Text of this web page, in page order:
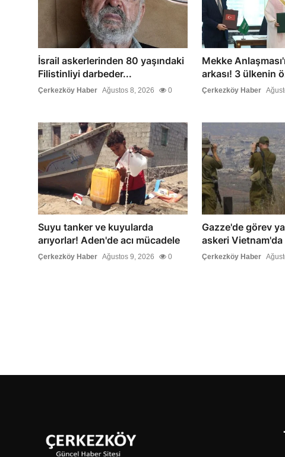
İsrail askerlerinden 80 yaşındaki
Filistinliyi darbeder...
Çerkezköy Haber Ağustos 8, 2026 0
Mekke
arkası! 3 ülkenin
Çerkezköy Haber
Suyu tanker ve kuyularda
arıyorlar! Aden'de acı mücadele
Çerkezköy Haber Ağustos 9, 2026 0
Gazze'de görev
askeri
Çerkezköy Haber